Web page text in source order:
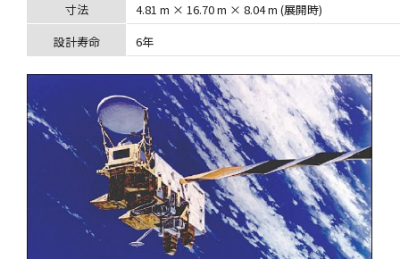
寸法
4.81 m × 16.70 m × 8.04 m (展開時)
設計寿命
6年